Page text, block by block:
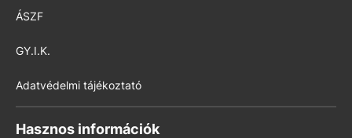
ÁSZF
GY.I.K.
Adatvédelmi tájékoztató
Hasznos információk